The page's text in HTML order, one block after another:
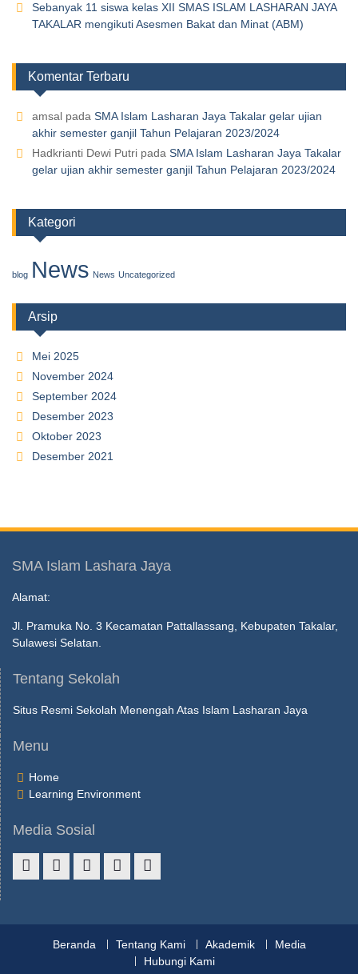
Sebanyak 11 siswa kelas XII SMAS ISLAM LASHARAN JAYA
TAKALAR mengikuti Asesmen Bakat dan Minat (ABM)
Komentar Terbaru
amsal pada SMA Islam Lasharan Jaya Takalar gelar ujian
akhir semester ganjil Tahun Pelajaran 2023/2024
Hadkrianti Dewi Putri pada SMA Islam Lasharan Jaya Takalar
gelar ujian akhir semester ganjil Tahun Pelajaran 2023/2024
Kategori
blog News News Uncategorized
Arsip
Mei 2025
November 2024
September 2024
Desember 2023
Oktober 2023
Desember 2021
SMA Islam Lashara Jaya
Alamat:
Jl. Pramuka No. 3 Kecamatan Pattallassang, Kebupaten Takalar,
Sulawesi Selatan.
Tentang Sekolah
Situs Resmi Sekolah Menengah Atas Islam Lasharan Jaya
Menu
Home
Learning Environment
Media Sosial
Beranda Tentang Kami Akademik
Media
Hubungi Kami